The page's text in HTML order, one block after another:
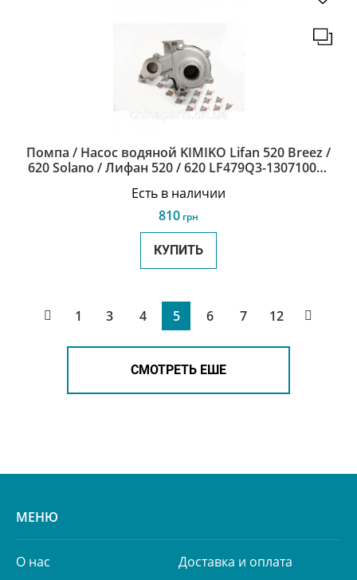
Помпа / Насос водяной KIMIKO Lifan 520 Breez /
620 Solano / Лифан 520 / 620 LF479Q3-1307100A-
Есть в наличии
810 грн
КУПИТЬ
1 3 4 5 6 7 12
СМОТРЕТЬ ЕШЕ
МЕНЮ
О нас Доставка и оплата